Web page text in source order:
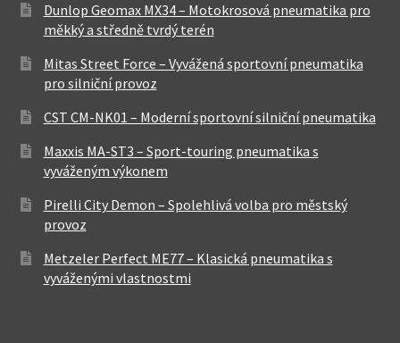
Dunlop Geomax MX34 – Motokrosová pneumatika pro
měkký a středně tvrdý terén
Mitas Street Force – Vyvážená sportovní pneumatika
pro silniční provoz
CST CM-NK01 – Moderní sportovní silniční pneumatika
Maxxis MA-ST3 – Sport-touring pneumatika s
vyváženým výkonem
Pirelli City Demon – Spolehlivá volba pro městský
provoz
Metzeler Perfect ME77 – Klasická pneumatika s
vyváženými vlastnostmi